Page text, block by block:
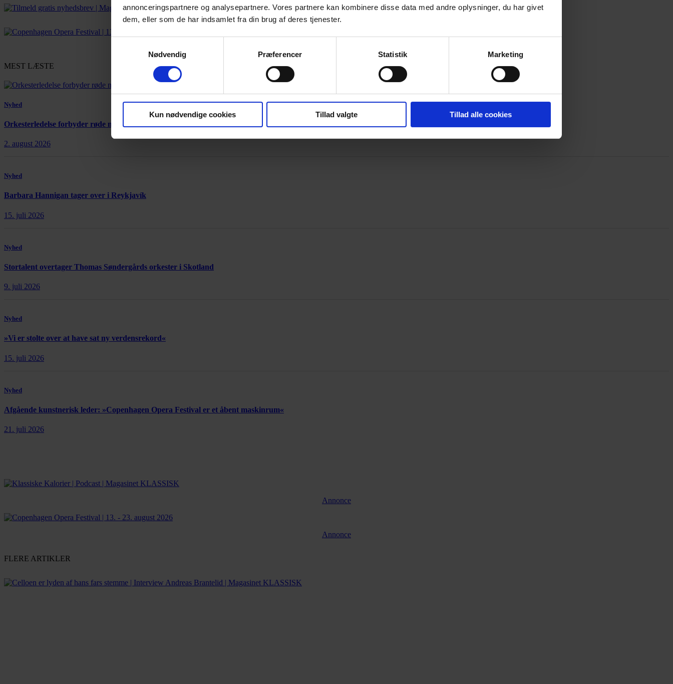
annonceringspartnere og analysepartnere. Vores partnere kan kombinere disse data med andre oplysninger, du har givet
dem, eller som de har indsamlet fra din brug af deres tjenester.
Nødvendig
Præferencer Statistik Marketing
Kun nødvendige cookies Tillad valgte Tillad alle cookies
MEST LÆSTE
Nyhed
Orkesterledelse forbyder røde nelliker
2. august 2026
Nyhed
Barbara Hannigan tager over i Reykjavík
15. juli 2026
Nyhed
Stortalent overtager Thomas Søndergårds orkester i Skotland
9. juli 2026
Nyhed
»Vi er stolte over at have sat ny verdensrekord«
15. juli 2026
Nyhed
Afgående kunstnerisk leder: »Copenhagen Opera Festival er et åbent maskinrum«
21. juli 2026
Annonce
Annonce
FLERE ARTIKLER